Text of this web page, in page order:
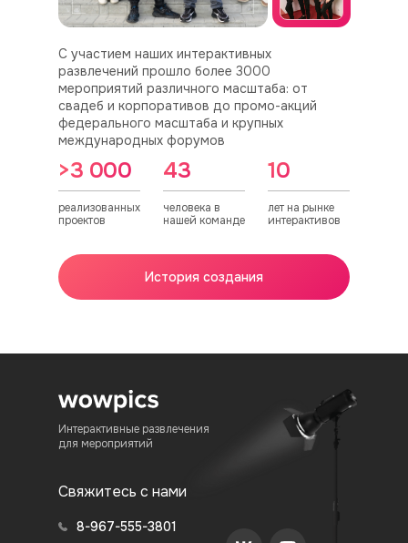
История создания
C участием наших интерактивных
развлечений прошло более 3000
мероприятий различного масштаба: от
свадеб и корпоративов до промо-акций
федерального масштаба и крупных
международных форумов
>3 000
реализованных
проектов
43
человека в
нашей команде
10
лет на рынке
интерактивов
Свяжитесь с нами
Интерактивные развлечения
для мероприятий
8-967-555-3801